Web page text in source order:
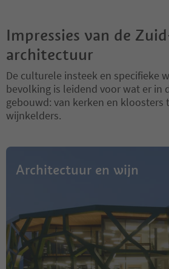
Impressies van de
architectuur
De culturele insteek en specifieke
bevolking is leidend voor wat er in
gebouwd: van kerken en kloosters
wijnkelders.
Architectuur en wijn